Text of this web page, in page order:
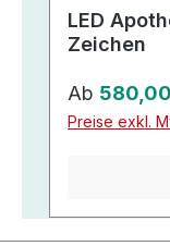
LED
Zeichen
Regulärer
Ab
Preise exkl.